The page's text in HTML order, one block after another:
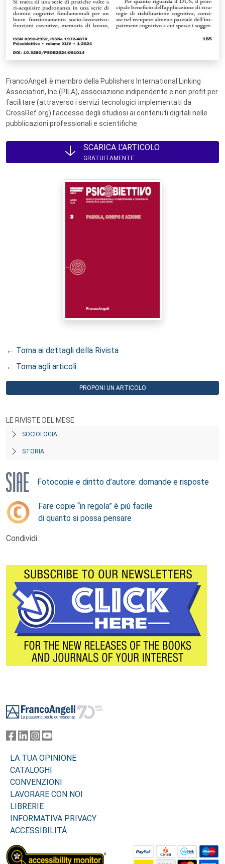
FrancoAngeli è membro della Publishers International Linking
Association, Inc (PILA), associazione indipendente e non profit per
facilitare (attraverso i servizi tecnologici implementati da
CrossRef.org) l’accesso degli studiosi ai contenuti digitali nelle
pubblicazioni professionali e scientifiche.
SCARICA L'ARTICOLO
GRATUITAMENTE
← Torna ai dettagli della Rivista
← Torna agli articoli
PROPONI UN ARTICOLO
LE RIVISTE DEL MESE
SOCIOLOGIA
STORIA
Fotocopie e diritto d’autore: domande e risposte
Fare copie “in regola” è più facile
di quanto si possa pensare
Condividi :
LA TUA OPINIONE
CATALOGHI
CONVENZIONI
LAVORARE CON NOI
LIBRERIE
INFORMATIVA PRIVACY
ACCESSIBILITÁ